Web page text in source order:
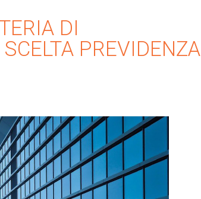
DI
PREVIDENZA